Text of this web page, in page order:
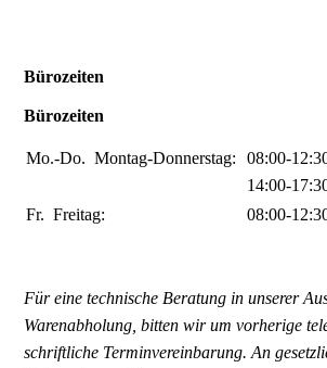
Bürozeiten
Bürozeiten
Mo.-Do.Montag-Donnerstag:
08:00-
14:00-
Fr.Freitag: 08:00-
Für eine technische Beratung in unserer
Warenabholung, bitten wir um vorherige
schriftliche Terminvereinbarung. An